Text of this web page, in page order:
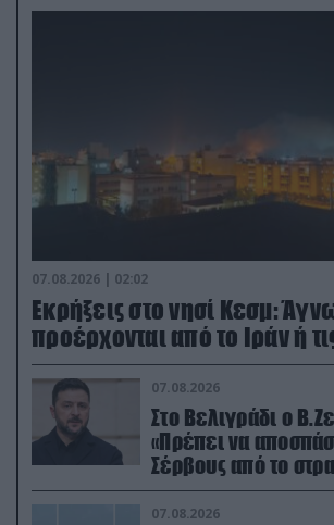
07.08.2026 | 02:02
Εκρήξεις στο νησί Κεσμ:
προέρχονται από το Ιράν ή
07.08.2026
Στο Βελιγράδι ο
«Πρέπει να
Σέρβους από το
Ρωσίας»
07.08.2026